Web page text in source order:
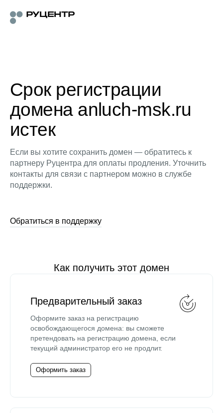
Срок регистрации
домена anluch-msk.ru
истек
Если вы хотите сохранить домен — обратитесь к
партнеру Руцентра для оплаты продления. Уточнить
контакты для связи с партнером можно в службе
поддержки.
Обратиться в поддержку
Как получить этот домен
Предварительный заказ
Оформите заказ на регистрацию
освобождающегося домена: вы сможете
претендовать на регистрацию домена, если
текущий администратор его не продлит.
Оформить заказ